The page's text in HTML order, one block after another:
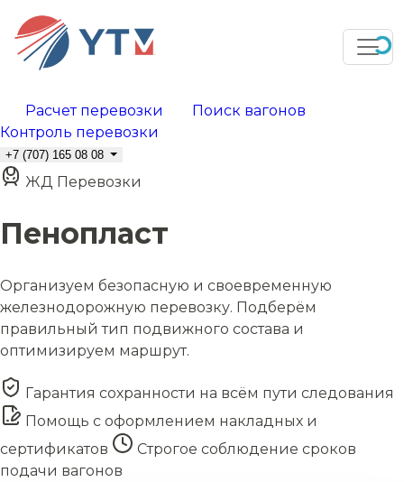
Расчет перевозки
Поиск вагонов
Контроль перевозки
+7 (707) 165 08 08
ЖД Перевозки
Пенопласт
Организуем безопасную и своевременную
железнодорожную перевозку. Подберём
правильный тип подвижного состава и
оптимизируем маршрут.
Гарантия сохранности на всём пути следования
Помощь с оформлением накладных и
сертификатов
Строгое соблюдение сроков
подачи вагонов